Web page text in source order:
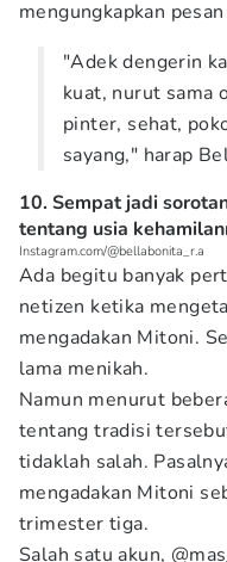
mengungkapkan
"Adek dengerin
kuat, nurut sama
pinter, sehat,
sayang," harap
10. Sempat jadi
tentang usia
Instagram.com/@bellabonita_r.a
Ada begitu banyak
netizen ketika
mengadakan Mitoni.
lama menikah.
Namun menurut
tentang tradisi
tidaklah salah.
mengadakan Mitoni
trimester tiga.
Salah satu akun,